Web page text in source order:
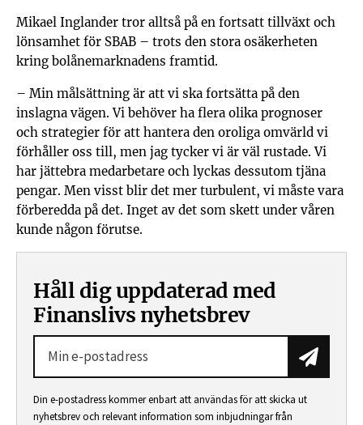
Mikael Inglander tror alltså på en fortsatt tillväxt och
lönsamhet för SBAB – trots den stora osäkerheten
kring bolånemarknadens framtid.
– Min målsättning är att vi ska fortsätta på den
inslagna vägen. Vi behöver ha flera olika prognoser
och strategier för att hantera den oroliga omvärld vi
förhåller oss till, men jag tycker vi är väl rustade. Vi
har jättebra medarbetare och lyckas dessutom tjäna
pengar. Men visst blir det mer turbulent, vi måste vara
förberedda på det. Inget av det som skett under våren
kunde någon förutse.
Håll dig uppdaterad med
Finanslivs nyhetsbrev
Din e-postadress kommer enbart att användas för att skicka ut
nyhetsbrev och relevant information som inbjudningar från